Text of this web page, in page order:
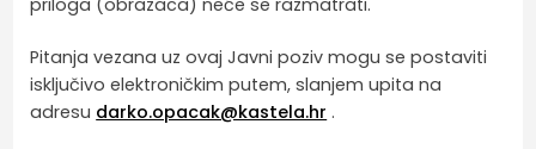
Pitanja vezana uz ovaj Javni poziv mogu se postaviti
isključivo elektroničkim putem, slanjem upita na
adresu darko.opacak@kastela.hr .